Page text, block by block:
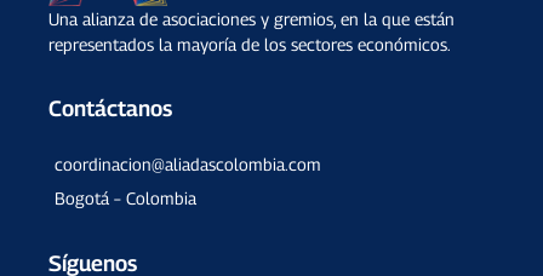
Una alianza de asociaciones y gremios, en la que están
representados la mayoría de los sectores económicos.
Contáctanos
coordinacion@aliadascolombia.com
Bogotá – Colombia
Síguenos